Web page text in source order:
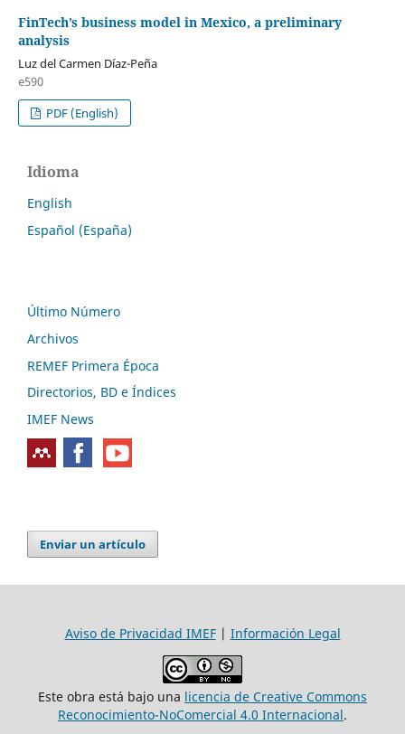
FinTech’s business model in Mexico, a preliminary
analysis
Luz del Carmen Díaz-Peña
e590
PDF (English)
Idioma
English
Español (España)
Último Número
Archivos
REMEF Primera Época
Directorios, BD e Índices
IMEF News
Enviar un artículo
Aviso de Privacidad IMEF| Información Legal
Este obra está bajo una licencia de Creative Commons
Reconocimiento-NoComercial 4.0 Internacional.